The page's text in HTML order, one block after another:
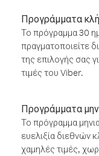
Προγράμματα
Το πρόγραμμα 30
πραγματοποιείτε
της επιλογής σας
τιμές του Viber.
Προγράμματα
Το πρόγραμμα
ευελιξία διεθνών
χαμηλές τιμές,